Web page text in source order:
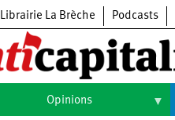
Librairie La Brèche Podcasts
Opinions